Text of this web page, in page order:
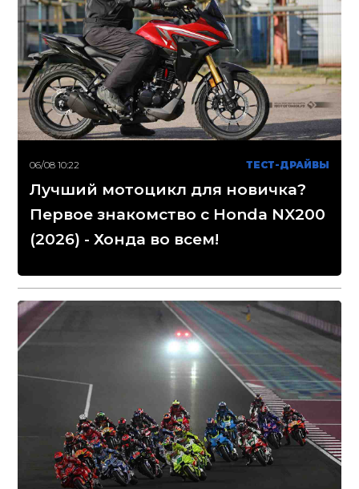
06/08 10:22 ТЕСТ-ДРАЙВЫ
Лучший мотоцикл для новичка?
Первое знакомство с Honda NX200
(2026) - Хонда во всем!